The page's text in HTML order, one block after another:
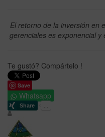
El retorno de la inversión en
gerenciales es exponencial y
Te gustó? Compártelo !
Save
Whatsapp